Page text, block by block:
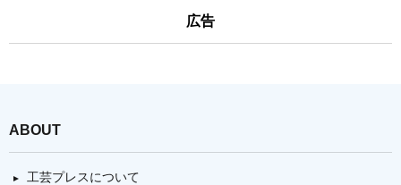
広告
ABOUT
工芸プレスについて